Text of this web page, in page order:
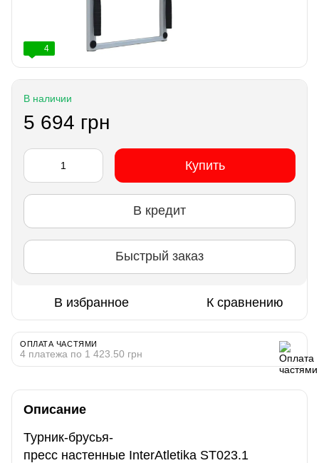
4
В наличии
5 694 грн
Купить
В кредит
Быстрый заказ
В избранное К сравнению
ОПЛАТА ЧАСТЯМИ
4 платежа по 1 423.50 грн
Описание
Турник-брусья-
пресс настенные InterAtletika ST023.1